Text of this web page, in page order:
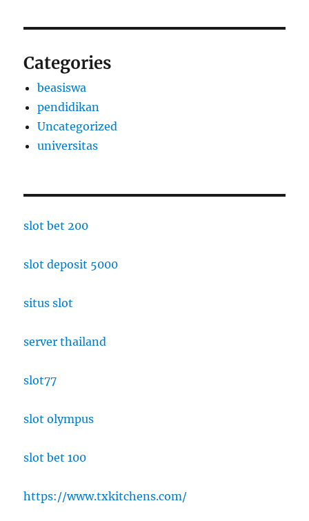
Categories
beasiswa
pendidikan
Uncategorized
universitas
slot bet 200
slot deposit 5000
situs slot
server thailand
slot77
slot olympus
slot bet 100
https://www.txkitchens.com/